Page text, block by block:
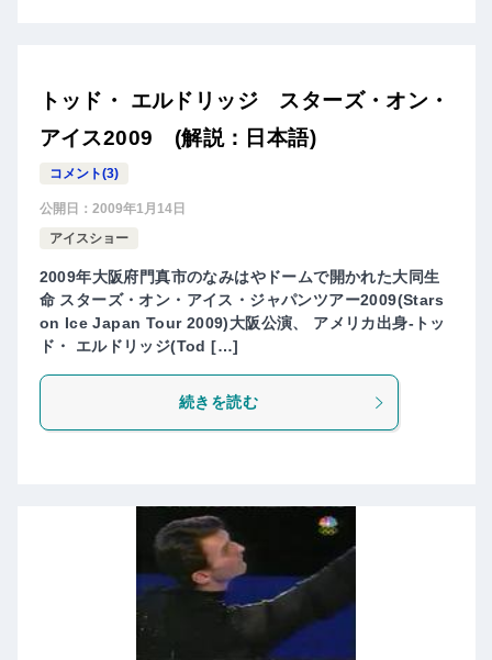
トッド・ エルドリッジ スターズ・オン・
アイス2009 (解説：日本語)
コメント(3)
公開日： 2009年1月14日
アイスショー
2009年大阪府門真市のなみはやドームで開かれた大同生
命 スターズ・オン・アイス・ジャパンツアー2009(Stars
on Ice Japan Tour 2009)大阪公演、 アメリカ出身-トッ
ド・ エルドリッジ(Tod […]
続きを読む